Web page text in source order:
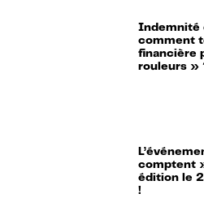
Indemnité
comment
financière
rouleurs »
comptent
édition le
!